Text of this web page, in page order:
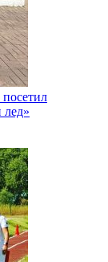
посетил
лед»